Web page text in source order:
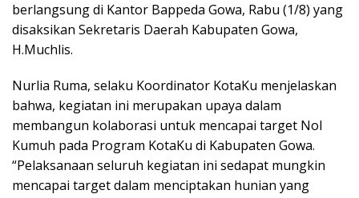
berlangsung di Kantor Bappeda Gowa, Rabu (1/8) yang
disaksikan Sekretaris Daerah Kabupaten Gowa,
H.Muchlis.
Nurlia Ruma, selaku Koordinator KotaKu menjelaskan
bahwa, kegiatan ini merupakan upaya dalam
membangun kolaborasi untuk mencapai target Nol
Kumuh pada Program KotaKu di Kabupaten Gowa.
“Pelaksanaan seluruh kegiatan ini sedapat mungkin
mencapai target dalam menciptakan hunian yang